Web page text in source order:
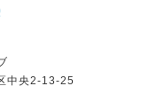
中央2-13-25